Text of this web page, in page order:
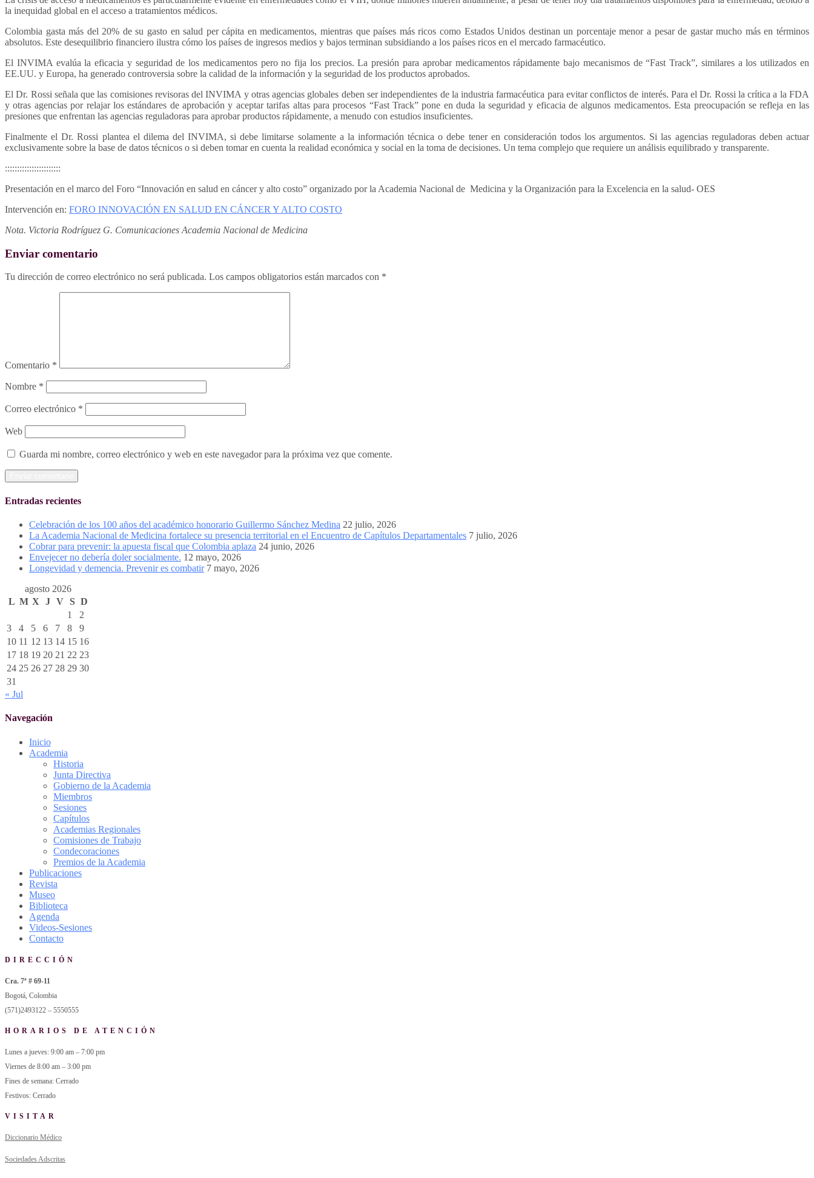
la inequidad global en el acceso a tratamientos médicos.
Colombia gasta más del 20% de su gasto en salud per cápita en medicamentos, mientras que países más ricos como Estados Unidos destinan un porcentaje menor a pesar de gastar mucho más en términos
absolutos. Este desequilibrio financiero ilustra cómo los países de ingresos medios y bajos terminan subsidiando a los países ricos en el mercado farmacéutico.
El INVIMA evalúa la eficacia y seguridad de los medicamentos pero no fija los precios. La presión para aprobar medicamentos rápidamente bajo mecanismos de “Fast Track”, similares a los utilizados en
EE.UU. y Europa, ha generado controversia sobre la calidad de la información y la seguridad de los productos aprobados.
El Dr. Rossi señala que las comisiones revisoras del INVIMA y otras agencias globales deben ser independientes de la industria farmacéutica para evitar conflictos de interés. Para el Dr. Rossi la crítica a la FDA
y otras agencias por relajar los estándares de aprobación y aceptar tarifas altas para procesos “Fast Track” pone en duda la seguridad y eficacia de algunos medicamentos. Esta preocupación se refleja en las
presiones que enfrentan las agencias reguladoras para aprobar productos rápidamente, a menudo con estudios insuficientes.
Finalmente el Dr. Rossi plantea el dilema del INVIMA, si debe limitarse solamente a la información técnica o debe tener en consideración todos los argumentos. Si las agencias reguladoras deben actuar
exclusivamente sobre la base de datos técnicos o si deben tomar en cuenta la realidad económica y social en la toma de decisiones. Un tema complejo que requiere un análisis equilibrado y transparente.
:::::::::::::::::::::::
Presentación en el marco del Foro “Innovación en salud en cáncer y alto costo” organizado por la Academia Nacional de Medicina y la Organización para la Excelencia en la salud- OES
Intervención en: FORO INNOVACIÓN EN SALUD EN CÁNCER Y ALTO COSTO
Nota. Victoria Rodríguez G. Comunicaciones Academia Nacional de Medicina
Enviar comentario
Tu dirección de correo electrónico no será publicada. Los campos obligatorios están marcados con *
Comentario *
Nombre *
Correo electrónico *
Web
Guarda mi nombre, correo electrónico y web en este navegador para la próxima vez que comente.
Entradas recientes
Celebración de los 100 años del académico honorario Guillermo Sánchez Medina 22 julio, 2026
La Academia Nacional de Medicina fortalece su presencia territorial en el Encuentro de Capítulos Departamentales 7 julio, 2026
Cobrar para prevenir: la apuesta fiscal que Colombia aplaza 24 junio, 2026
Envejecer no debería doler socialmente. 12 mayo, 2026
Longevidad y demencia. Prevenir es combatir 7 mayo, 2026
agosto 2026
L M X J V S D
1
2
3
4 5 6 7 8
9
10 11 12 13 14 15 16
17 18 19 20 21 22 23
24 25 26 27 28 29 30
31
« Jul
Navegación
Inicio
Academia
Historia
Junta Directiva
Gobierno de la Academia
Miembros
Sesiones
Capítulos
Academias Regionales
Comisiones de Trabajo
Condecoraciones
Premios de la Academia
Publicaciones
Revista
Museo
Biblioteca
Agenda
Videos-Sesiones
Contacto
DIRECCIÓN
Cra. 7ª # 69-11
Bogotá, Colombia
(571)2493122 – 5550555
HORARIOS DE ATENCIÓN
Lunes a jueves: 9:00 am – 7:00 pm
Viernes de 8:00 am – 3:00 pm
Fines de semana: Cerrado
Festivos: Cerrado
VISITAR
Diccionario Médico
Sociedades Adscritas